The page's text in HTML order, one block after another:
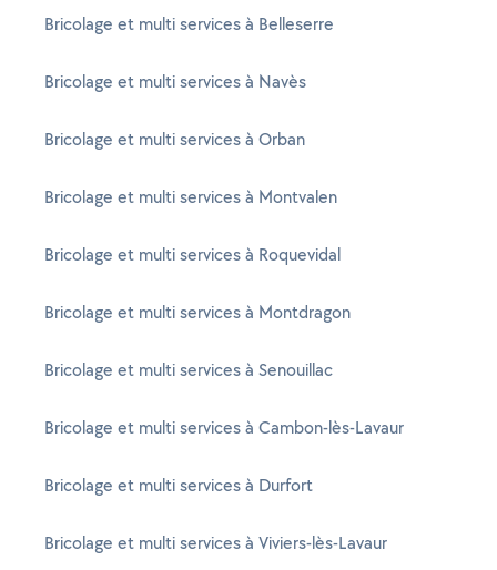
Bricolage et multi services à Belleserre
Bricolage et multi services à Navès
Bricolage et multi services à Orban
Bricolage et multi services à Montvalen
Bricolage et multi services à Roquevidal
Bricolage et multi services à Montdragon
Bricolage et multi services à Senouillac
Bricolage et multi services à Cambon-lès-Lavaur
Bricolage et multi services à Durfort
Bricolage et multi services à Viviers-lès-Lavaur